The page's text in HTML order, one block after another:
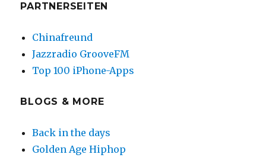
PARTNERSEITEN
Chinafreund
Jazzradio GrooveFM
Top 100 iPhone-Apps
BLOGS & MORE
Back in the days
Golden Age Hiphop